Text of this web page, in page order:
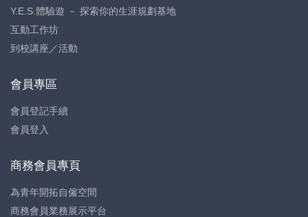
Y.E.S.體驗遊 － 探索你的生涯規劃基地
互動工作坊
到校講座／活動
會員專區
會員登記手續
會員登入
商務會員專頁
為青年開拓自僱空間
商務會員業務展示平台